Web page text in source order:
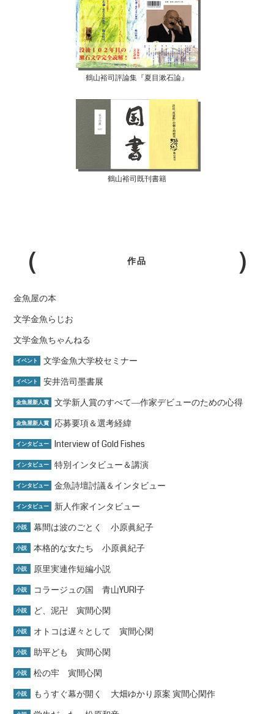
鶴山裕司評論集『夏目漱石論』
鶴山裕司既刊書籍
作品
金魚屋の本
文学金魚らじお
文学金魚ちゃんねる
イベント 文学金魚大学校セミナー
イベント 安井浩司墨書展
金魚屋新人賞 文学新人賞のすべて―作家デビューのための心得
金魚屋新人賞 応募要項＆選考経緯
インタビュー Interview of Gold Fishes
インタビュー 特別インタビュー＆講演
インタビュー 金魚詩壇討議＆インタビュー
インタビュー 新人作家インタビュー
小説 幕間は波のごとく 小原眞紀子
小説 本格的な女たち 小原眞紀子
小説 原里実連作短編小説
小説 コラージュの国 青山YURI子
小説 ど、泥卍 寅間心閑
小説 オトコは遅々として 寅間心閑
小説 助平ども 寅間心閑
小説 松の牢 寅間心閑
小説 もうすぐ幕が開く 大畑ゆかり原案 寅間心閑作